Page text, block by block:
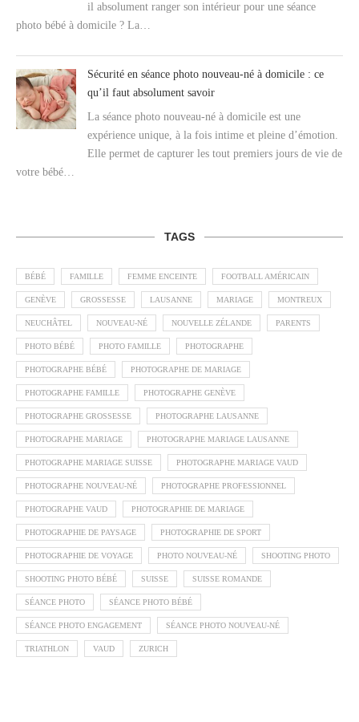
il absolument ranger son intérieur pour une séance
photo bébé à domicile ? La…
Sécurité en séance photo nouveau-né à domicile : ce
qu’il faut absolument savoir
La séance photo nouveau-né à domicile est une
expérience unique, à la fois intime et pleine d’émotion.
Elle permet de capturer les tout premiers jours de vie de
votre bébé…
TAGS
BÉBÉ FAMILLE FEMME ENCEINTE FOOTBALL AMÉRICAIN
GENÈVE GROSSESSE LAUSANNE MARIAGE MONTREUX
NEUCHÂTEL NOUVEAU-NÉ NOUVELLE ZÉLANDE PARENTS
PHOTO BÉBÉ PHOTO FAMILLE PHOTOGRAPHE
PHOTOGRAPHE BÉBÉ PHOTOGRAPHE DE MARIAGE
PHOTOGRAPHE FAMILLE PHOTOGRAPHE GENÈVE
PHOTOGRAPHE GROSSESSE PHOTOGRAPHE LAUSANNE
PHOTOGRAPHE MARIAGE PHOTOGRAPHE MARIAGE LAUSANNE
PHOTOGRAPHE MARIAGE SUISSE PHOTOGRAPHE MARIAGE VAUD
PHOTOGRAPHE NOUVEAU-NÉ PHOTOGRAPHE PROFESSIONNEL
PHOTOGRAPHE VAUD PHOTOGRAPHIE DE MARIAGE
PHOTOGRAPHIE DE PAYSAGE PHOTOGRAPHIE DE SPORT
PHOTOGRAPHIE DE VOYAGE PHOTO NOUVEAU-NÉ SHOOTING PHOTO
SHOOTING PHOTO BÉBÉ SUISSE SUISSE ROMANDE
SÉANCE PHOTO SÉANCE PHOTO BÉBÉ
SÉANCE PHOTO ENGAGEMENT SÉANCE PHOTO NOUVEAU-NÉ
TRIATHLON VAUD ZURICH